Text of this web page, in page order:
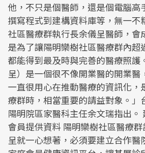
他，不只是個醫師，還是個電腦高
撰寫程式到建構資料庫等，無一不
社區醫療群執行長余儀呈醫師，會
是為了讓陽明欒樹社區醫療群內超
都能得到最及時與完善的醫療照護
呈）是一個很不像開業醫的開業醫
一直很用心在推動醫療的資訊化，
療群時，相當重要的請益對象。」
陽明院區家醫科主任余文瑞指出。
會員提供資料 陽明欒樹社區醫療
呈就一心想著，必須要建立合作醫